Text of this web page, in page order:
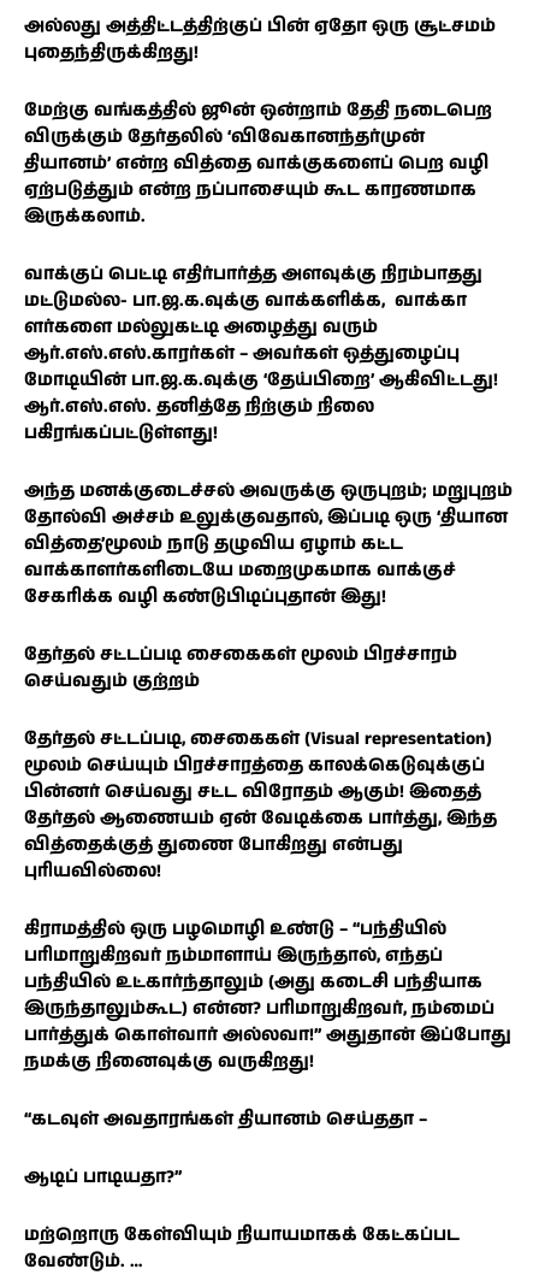
அல்லது அத்திட்டத்திற்குப் பின் ஏதோ ஒரு சூட்சமம்
புதைந்திருக்கிறது!
மேற்கு வங்கத்தில் ஜூன் ஒன்றாம் தேதி நடைபெற
விருக்கும் தேர்தலில் ‘விவேகானந்தர்முன்
தியானம்’ என்ற வித்தை வாக்குகளைப் பெற வழி
ஏற்படுத்தும் என்ற நப்பாசையும் கூட காரணமாக
இருக்கலாம்.
வாக்குப் பெட்டி எதிர்பார்த்த அளவுக்கு நிரம்பாதது
மட்டுமல்ல- பா.ஜ.க.வுக்கு வாக்களிக்க, வாக்கா
ளர்களை மல்லுகட்டி அழைத்து வரும்
ஆர்.எஸ்.எஸ்.காரர்கள் – அவர்கள் ஒத்துழைப்பு
மோடியின் பா.ஜ.க.வுக்கு ‘தேய்பிறை’ ஆகிவிட்டது!
ஆர்.எஸ்.எஸ். தனித்தே நிற்கும் நிலை
பகிரங்கப்பட்டுள்ளது!
அந்த மனக்குடைச்சல் அவருக்கு ஒருபுறம்; மறுபுறம்
தோல்வி அச்சம் உலுக்குவதால், இப்படி ஒரு ‘தியான
வித்தை’மூலம் நாடு தழுவிய ஏழாம் கட்ட
வாக்காளர்களிடையே மறைமுகமாக வாக்குச்
சேகரிக்க வழி கண்டுபிடிப்புதான் இது!
தேர்தல் சட்டப்படி சைகைகள் மூலம் பிரச்சாரம்
செய்வதும் குற்றம்
தேர்தல் சட்டப்படி, சைகைகள் (Visual representation)
மூலம் செய்யும் பிரச்சாரத்தை காலக்கெடுவுக்குப்
பின்னர் செய்வது சட்ட விரோதம் ஆகும்! இதைத்
தேர்தல் ஆணையம் ஏன் வேடிக்கை பார்த்து, இந்த
வித்தைக்குத் துணை போகிறது என்பது
புரியவில்லை!
கிராமத்தில் ஒரு பழமொழி உண்டு – ‘‘பந்தியில்
பரிமாறுகிறவர் நம்மாளாய் இருந்தால், எந்தப்
பந்தியில் உட்கார்ந்தாலும் (அது கடைசி பந்தியாக
இருந்தாலும்கூட) என்ன? பரிமாறுகிறவர், நம்மைப்
பார்த்துக் கொள்வார் அல்லவா!’’ அதுதான் இப்போது
நமக்கு நினைவுக்கு வருகிறது!
‘‘கடவுள் அவதாரங்கள் தியானம் செய்ததா –
ஆடிப் பாடியதா?’’
மற்றொரு கேள்வியும் நியாயமாகக் கேட்கப்பட
வேண்டும். …